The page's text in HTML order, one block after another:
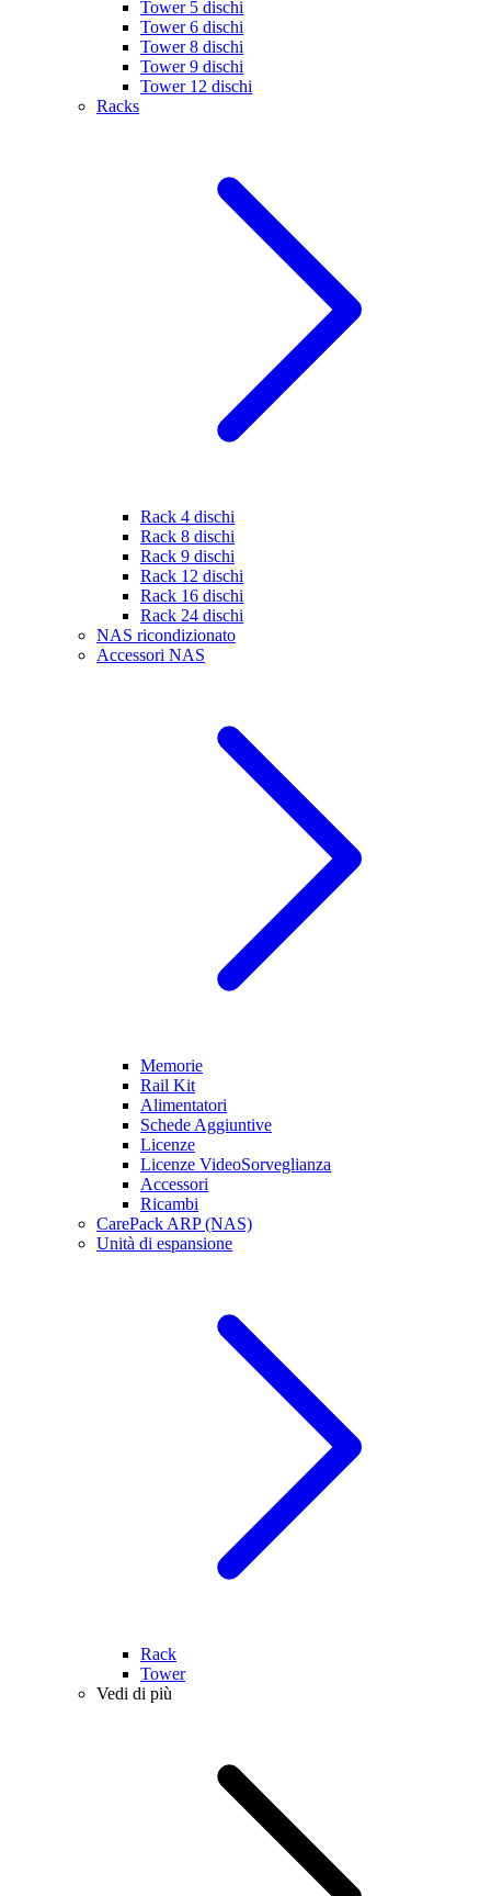
Tower 5 dischi
Tower 6 dischi
Tower 8 dischi
Tower 9 dischi
Tower 12 dischi
Racks
Rack 4 dischi
Rack 8 dischi
Rack 9 dischi
Rack 12 dischi
Rack 16 dischi
Rack 24 dischi
NAS ricondizionato
Accessori NAS
Memorie
Rail Kit
Alimentatori
Schede Aggiuntive
Licenze
Licenze VideoSorveglianza
Accessori
Ricambi
CarePack ARP (NAS)
Unità di espansione
Rack
Tower
Vedi di più